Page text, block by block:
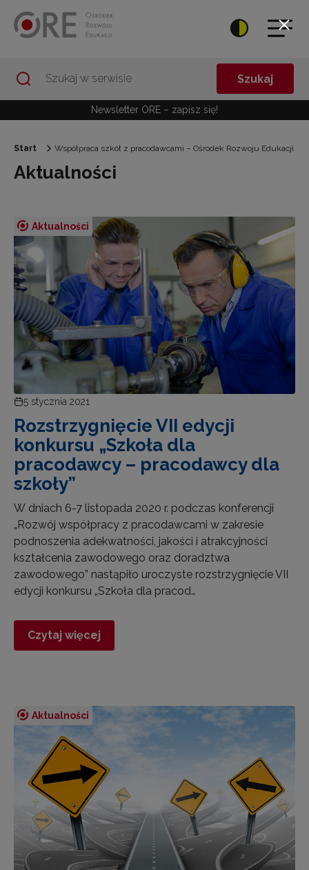
Szukaj
Newsletter ORE – zapisz się!
Start Współpraca szkół z pracodawcami – Ośrodek Rozwoju Edukacji
Aktualności
Aktualności
5 stycznia 2021
Rozstrzygnięcie VII edycji
konkursu „Szkoła dla
pracodawcy – pracodawcy dla
szkoły”
W dniach 6-7 listopada 2020 r. podczas konferencji
„Rozwój współpracy z pracodawcami w zakresie
podnoszenia adekwatności, jakości i atrakcyjności
kształcenia zawodowego oraz doradztwa
zawodowego” nastąpiło uroczyste rozstrzygnięcie VII
edycji konkursu „Szkoła dla pracod…
Czytaj więcej
Aktualności